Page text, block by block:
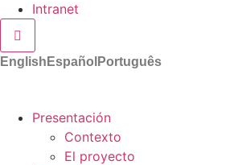
Intranet
Menú conmutador hamburguesa
English Español Português
Presentación
Contexto
El proyecto